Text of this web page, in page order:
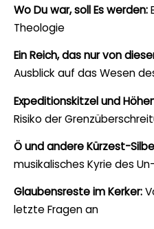
Wo Du war, soll Es werden:
Theologie
Ein Reich, das nur von
Ausblick auf das Wesen
Expeditionskitzel und
Risiko der
Ö und andere Kürzest-
musikalisches Kyrie des
Glaubensreste im Kerker:
letzte Fragen an